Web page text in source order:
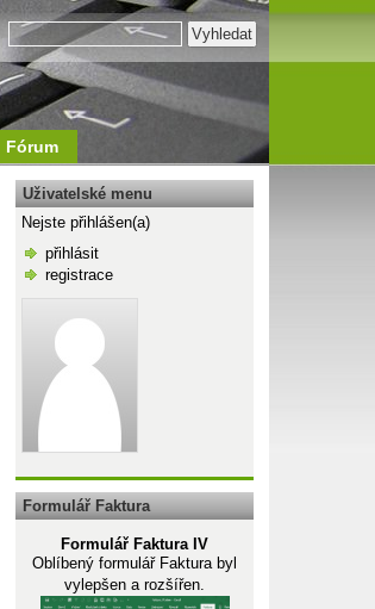
Fórum
Uživatelské menu
Nejste přihlášen(a)
přihlásit
registrace
Formulář Faktura
Formulář Faktura IV
Oblíbený formulář Faktura byl
vylepšen a rozšířen.